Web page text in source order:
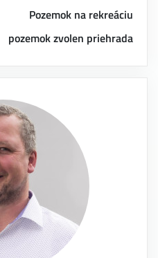
Pozemok na rekreáciu
pozemokzvolen priehrada